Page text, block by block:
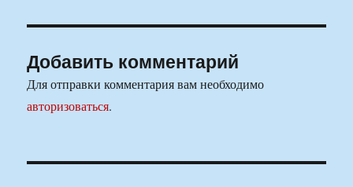
Добавить комментарий
Для отправки комментария вам необходимо
авторизоваться.